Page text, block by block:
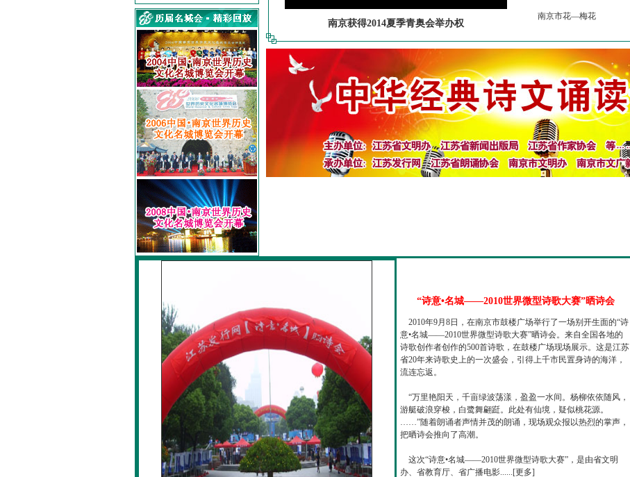
南京市花—梅花
南京获得2014夏季青奥会举办权
“诗意•名城——2010世界微型诗歌大赛”晒诗会
2010年9月8日，在南京市鼓楼广场举行了一场别开生面的“诗
意•名城——2010世界微型诗歌大赛”晒诗会。来自全国各地的
诗歌创作者创作的500首诗歌，在鼓楼广场现场展示。这是江苏
省20年来诗歌史上的一次盛会，引得上千市民置身诗的海洋，
流连忘返。
“万里艳阳天，千亩绿波荡漾，盈盈一水间。杨柳依依随风，
游艇破浪穿梭，白鹭舞翩跹。此处有仙境，疑似桃花源。
……”随着朗诵者声情并茂的朗诵，现场观众报以热烈的掌声，
把晒诗会推向了高潮。
这次“诗意•名城——2010世界微型诗歌大赛”，是由省文明
办、省教育厅、省广播电影......[更多]